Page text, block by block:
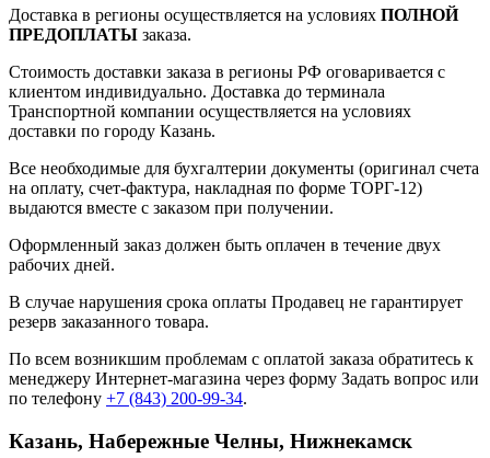
Доставка в регионы осуществляется на условиях ПОЛНОЙ
ПРЕДОПЛАТЫ заказа.
Стоимость доставки заказа в регионы РФ оговаривается с
клиентом индивидуально. Доставка до терминала
Транспортной компании осуществляется на условиях
доставки по городу Казань.
Все необходимые для бухгалтерии документы (оригинал счета
на оплату, счет-фактура, накладная по форме ТОРГ-12)
выдаются вместе с заказом при получении.
Оформленный заказ должен быть оплачен в течение двух
рабочих дней.
В случае нарушения срока оплаты Продавец не гарантирует
резерв заказанного товара.
По всем возникшим проблемам с оплатой заказа обратитесь к
менеджеру Интернет-магазина через форму Задать вопрос или
по телефону +7 (843) 200-99-34.
Казань, Набережные Челны, Нижнекамск